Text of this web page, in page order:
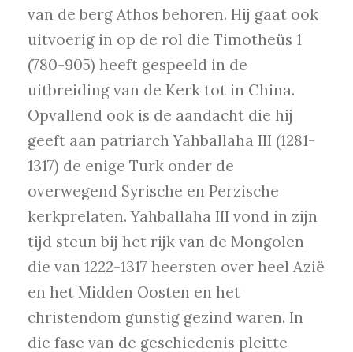
van de berg Athos behoren. Hij gaat ook
uitvoerig in op de rol die Timotheüs 1
(780-905) heeft gespeeld in de
uitbreiding van de Kerk tot in China.
Opvallend ook is de aandacht die hij
geeft aan patriarch Yahballaha III (1281-
1317) de enige Turk onder de
overwegend Syrische en Perzische
kerkprelaten. Yahballaha III vond in zijn
tijd steun bij het rijk van de Mongolen
die van 1222-1317 heersten over heel Azië
en het Midden Oosten en het
christendom gunstig gezind waren. In
die fase van de geschiedenis pleitte